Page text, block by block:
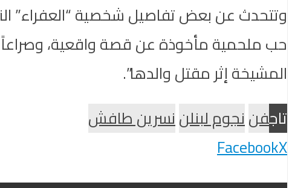
وتتحدث عن بعض تفاصيل شخصية “العفراء”
حب ملحمية مأخوذة عن قصة واقعية، وصراعاً
المشيخة إثر مقتل والدها”.
تاجفننجوم لبنلننسرين طافش
FacebookX